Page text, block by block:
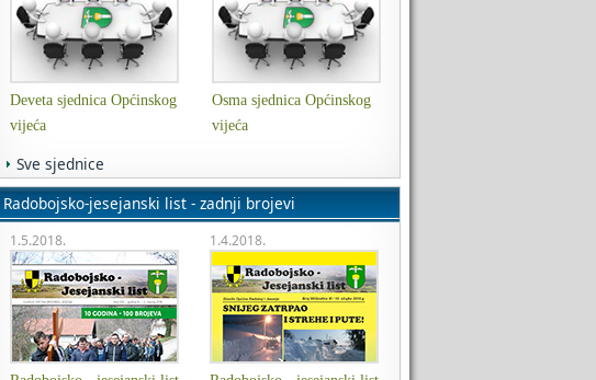
Deveta sjednica Općinskog
vijeća
Osma sjednica Općinskog
vijeća
Sve sjednice
Radobojsko-jesejanski list - zadnji brojevi
1.5.2018. 1.4.2018.